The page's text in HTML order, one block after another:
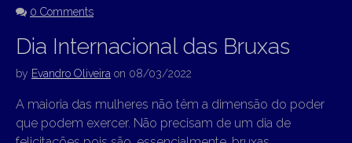
0 Comments
Dia Internacional das Bruxas
by Evandro Oliveira on 08/03/2022
A maioria das mulheres não têm a dimensão do poder
que podem exercer. Não precisam de um dia de